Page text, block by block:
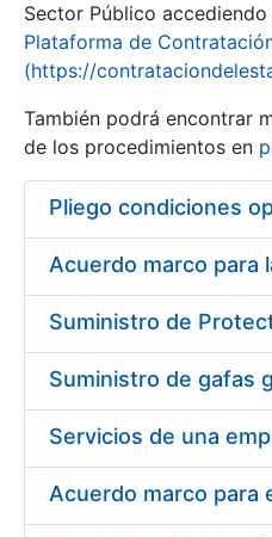
Erakutsi/Ezkutatu
Sector Público
Plataforma de
(https://
También podrá encontrar
de los procedimientos en